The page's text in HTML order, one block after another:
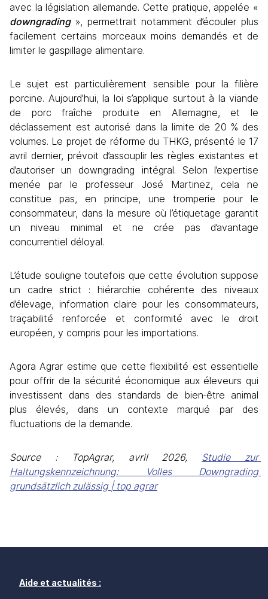
downgrading », permettrait notamment d’écouler plus
facilement certains morceaux moins demandés et de
limiter le gaspillage alimentaire.
Le sujet est particulièrement sensible pour la filière
porcine. Aujourd'hui, la loi s’applique surtout à la viande
de porc fraîche produite en Allemagne, et le
déclassement est autorisé dans la limite de 20 % des
volumes. Le projet de réforme du THKG, présenté le 17
avril dernier, prévoit d’assouplir les règles existantes et
d’autoriser un downgrading intégral. Selon l’expertise
menée par le professeur José Martinez, cela ne
constitue pas, en principe, une tromperie pour le
consommateur, dans la mesure où l’étiquetage garantit
un niveau minimal et ne crée pas d’avantage
concurrentiel déloyal.
L’étude souligne toutefois que cette évolution suppose
un cadre strict : hiérarchie cohérente des niveaux
d’élevage, information claire pour les consommateurs,
traçabilité renforcée et conformité avec le droit
européen, y compris pour les importations.
Agora Agrar estime que cette flexibilité est essentielle
pour offrir de la sécurité économique aux éleveurs qui
investissent dans des standards de bien‑être animal
plus élevés, dans un contexte marqué par des
fluctuations de la demande.
Source : TopAgrar, avril 2026, Studie zur
Haltungskennzeichnung: Volles Downgrading
grundsätzlich zulässig | top agrar
Aide et actualités :